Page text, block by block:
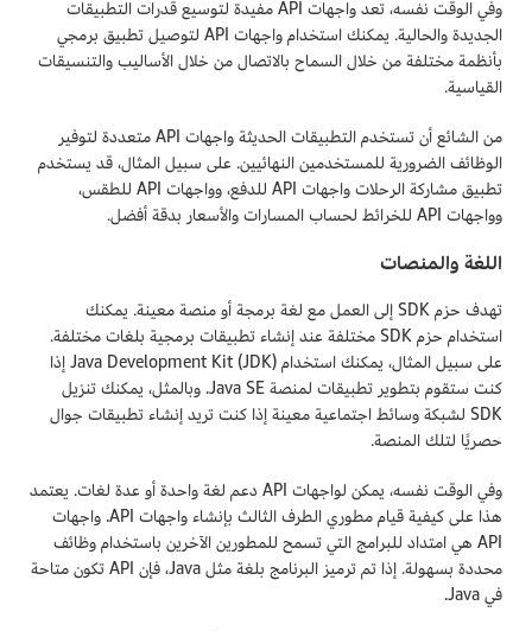
وفي الوقت نفسه، تعد واجهات API مفيدة لتوسيع قدرات التطبيقات
الجديدة والحالية. يمكنك استخدام واجهات API لتوصيل تطبيق برمجي
بأنظمة مختلفة من خلال السماح بالاتصال من خلال الأساليب والتنسيقات
القياسية.
من الشائع أن تستخدم التطبيقات الحديثة واجهات API متعددة لتوفير
الوظائف الضرورية للمستخدمين النهائيين. على سبيل المثال، قد يستخدم
تطبيق مشاركة الرحلات واجهات API للدفع، وواجهات API للطقس،
وواجهات API للخرائط لحساب المسارات والأسعار بدقة أفضل.
اللغة والمنصات
تهدف حزم SDK إلى العمل مع لغة برمجة أو منصة معينة. يمكنك
استخدام حزم SDK مختلفة عند إنشاء تطبيقات برمجية بلغات مختلفة.
على سبيل المثال، يمكنك استخدام Java Development Kit (JDK) إذا
كنت ستقوم بتطوير تطبيقات لمنصة Java SE. وبالمثل، يمكنك تنزيل
SDK لشبكة وسائط اجتماعية معينة إذا كنت تريد إنشاء تطبيقات جوال
حصريًا لتلك المنصة.
وفي الوقت نفسه، يمكن لواجهات API دعم لغة واحدة أو عدة لغات. يعتمد
هذا على كيفية قيام مطوري الطرف الثالث بإنشاء واجهات API. واجهات
API هي امتداد للبرامج التي تسمح للمطورين الآخرين باستخدام وظائف
محددة بسهولة. إذا تم ترميز البرنامج بلغة مثل Java، فإن API تكون متاحة
في Java.